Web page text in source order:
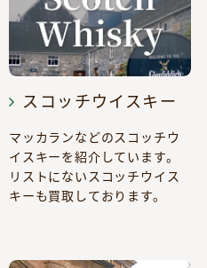
スコッチウイスキー
マッカランなどのスコッチウ
イスキーを紹介しています。
リストにないスコッチウイス
キーも買取しております。